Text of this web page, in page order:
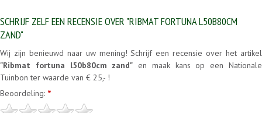
SCHRIJF ZELF EEN RECENSIE OVER "RIBMAT FORTUNA L50B80CM
ZAND"
Wij zijn benieuwd naar uw mening! Schrijf een recensie over het artikel
"Ribmat fortuna l50b80cm zand" en maak kans op een Nationale
Tuinbon ter waarde van € 25,- !
Beoordeling: *